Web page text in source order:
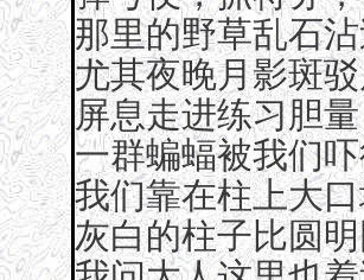
那里的野草乱石
尤其夜晚月影斑
屏息走进练习胆
一群蝙蝠被我们
我们靠在柱上大
灰白的柱子比圆